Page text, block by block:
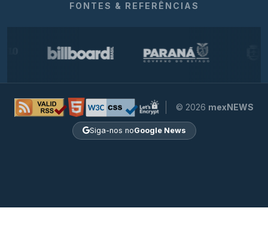
FONTES & REFERÊNCIAS
© 2026 mexNEWS
Siga-nos noGoogle News